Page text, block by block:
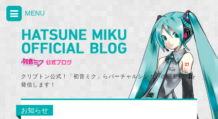
クリプトン公式！「初音ミク」らバーチャルシンガーの最新情報を
発信します！
MENU
お知らせ